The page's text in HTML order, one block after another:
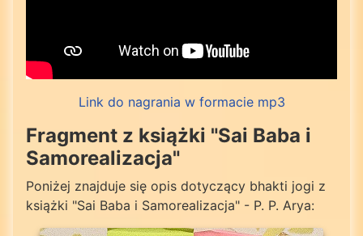
Link do nagrania w formacie mp3
Fragment z książki "Sai Baba i
Samorealizacja"
Poniżej znajduje się opis dotyczący bhakti jogi z
książki "Sai Baba i Samorealizacja" - P. P. Arya: